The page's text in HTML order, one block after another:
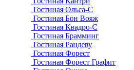
Гостиная Ольса-С
Гостиная Бон Вояж
Гостиная Квадро-С
Гостиная Брамминг
Гостиная Рандеву
Гостиная Форест
Гостиная Форест Графит